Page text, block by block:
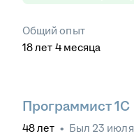
Общий опыт
18лет 4 месяца
Программист 1С
48лет • Был 23 июля